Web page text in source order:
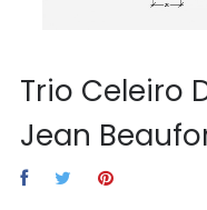
Trio Celeiro
Jean